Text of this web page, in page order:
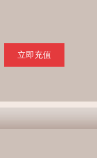
立即充值